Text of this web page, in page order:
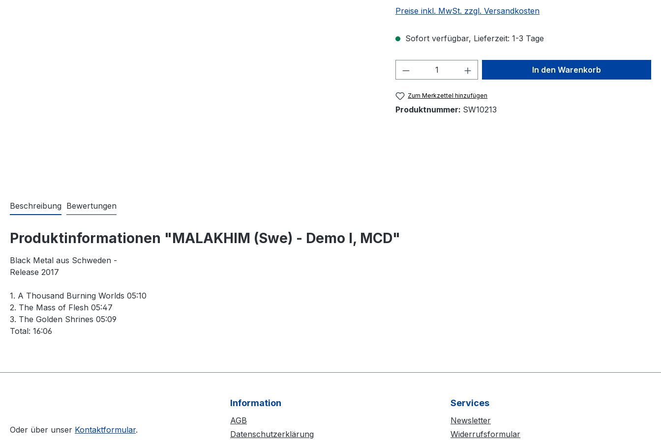
Preise inkl. MwSt. zzgl. Versandkosten
Sofort verfügbar, Lieferzeit: 1-3 Tage
Produkt Anzahl: Gib den gewünschten Wert
In den Warenkorb
Zum Merkzettel hinzufügen
Produktnummer: SW10213
Beschreibung Bewertungen
Produktinformationen "MALAKHIM (Swe) - Demo I, MCD"
Black Metal aus Schweden -
Release 2017
1. A Thousand Burning Worlds 05:10
2. The Mass of Flesh 05:47
3. The Golden Shrines 05:09
Total: 16:06
Oder über unser Kontaktformular.
Information
AGB
Datenschutzerklärung
Services
Newsletter
Widerrufsformular